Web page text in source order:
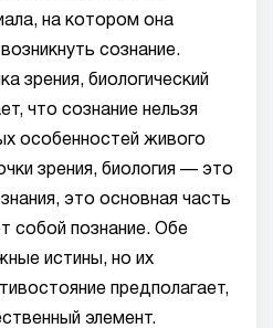
на котором она
сознание.
зрения, биологический
что сознание нельзя
особенностей живого
зрения, биология — это
это основная часть
собой познание. Обе
истины, но их
предполагает,
элемент.